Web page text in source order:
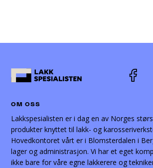
OM OSS
Lakkspesialisten er i dag en av Norges
produkter knyttet til lakk- og
Hovedkontoret vårt er i Blomsterdalen i
lager og administrasjon. Vi har et eget
ikke bare for våre egne lakkerere og